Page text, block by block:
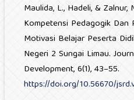
Maulida, L., Hadeli, & Zalnur,
Kompetensi Pedagogik
Motivasi Belajar Peserta
Negeri 2 Sungai Limau.
Development, 6(1), 43–55.
https://doi.org/10.56670/